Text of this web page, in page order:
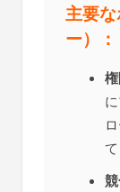
主要
ー）：